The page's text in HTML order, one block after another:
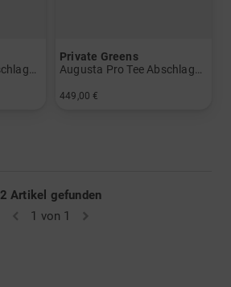
Private Greens
449,00 €
2 Artikel gefunden
1 von 1